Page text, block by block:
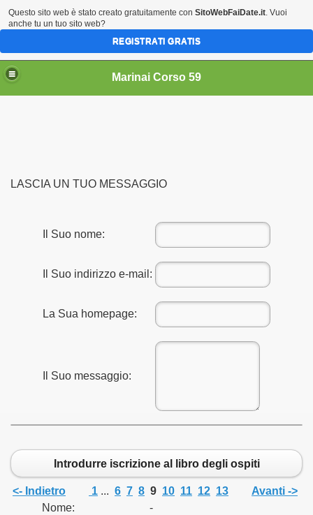
Marinai Corso 59
LASCIA UN TUO MESSAGGIO
Il Suo nome:
Il Suo indirizzo e-mail:
La Sua homepage:
Il Suo messaggio:
Introdurre iscrizione al libro degli ospiti
<- Indietro 1 ... 6 7 8 9 10 11 12 13
Avanti ->
Nome:
-
Questo sito web è stato creato gratuitamente con SitoWebFaiDate.it. Vuoi
anche tu un tuo sito web?
REGISTRATI GRATIS